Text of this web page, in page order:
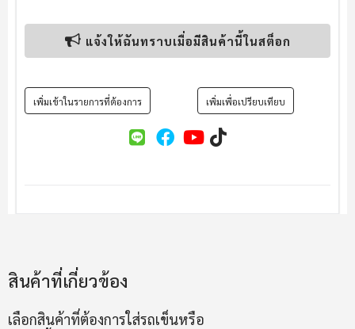
แจ้งให้ฉันทราบเมื่อมีสินค้านี้ในสต็อก
เพิ่มเข้าในรายการที่ต้องการ เพิ่มเพื่อเปรียบเทียบ
สินค้าที่เกี่ยวข้อง
เลือกสินค้าที่ต้องการใส่รถเข็นหรือ